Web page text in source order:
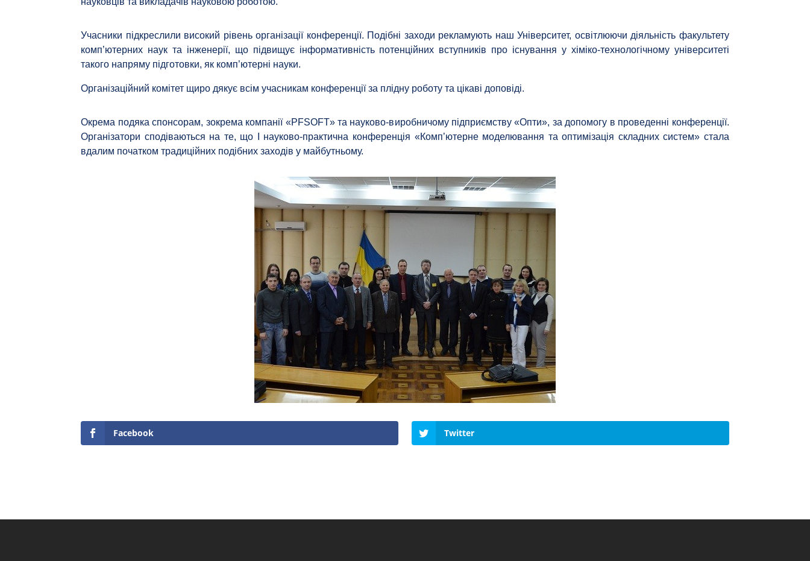
Учасники підкреслили високий рівень організації конференції. Подібні заходи рекламують наш Університет, освітлюючи діяльність факультету
комп’ютерних наук та інженерії, що підвищує інформативність потенційних вступників про існування у хіміко-технологічному університеті
такого напряму підготовки, як комп’ютерні науки.
Організаційний комітет щиро дякує всім учасникам конференції за плідну роботу та цікаві доповіді.
Окрема подяка спонсорам, зокрема компанії «PFSOFT» та науково-виробничому підприємству «Опти», за допомогу в проведенні конференції.
Організатори сподіваються на те, що І науково-практична конференція «Комп’ютерне моделювання та оптимізація складних систем» стала
вдалим початком традиційних подібних заходів у майбутньому.
Facebook Twitter